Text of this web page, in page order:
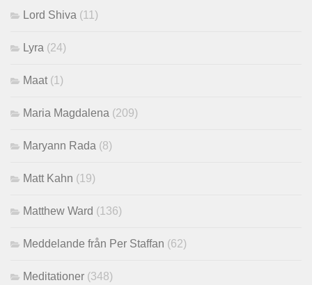
Lord Shiva (11)
Lyra (24)
Maat (1)
Maria Magdalena (209)
Maryann Rada (8)
Matt Kahn (19)
Matthew Ward (136)
Meddelande från Per Staffan (62)
Meditationer (348)